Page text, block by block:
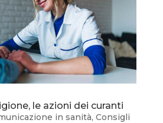
le azioni dei curanti
in sanità, Consigli